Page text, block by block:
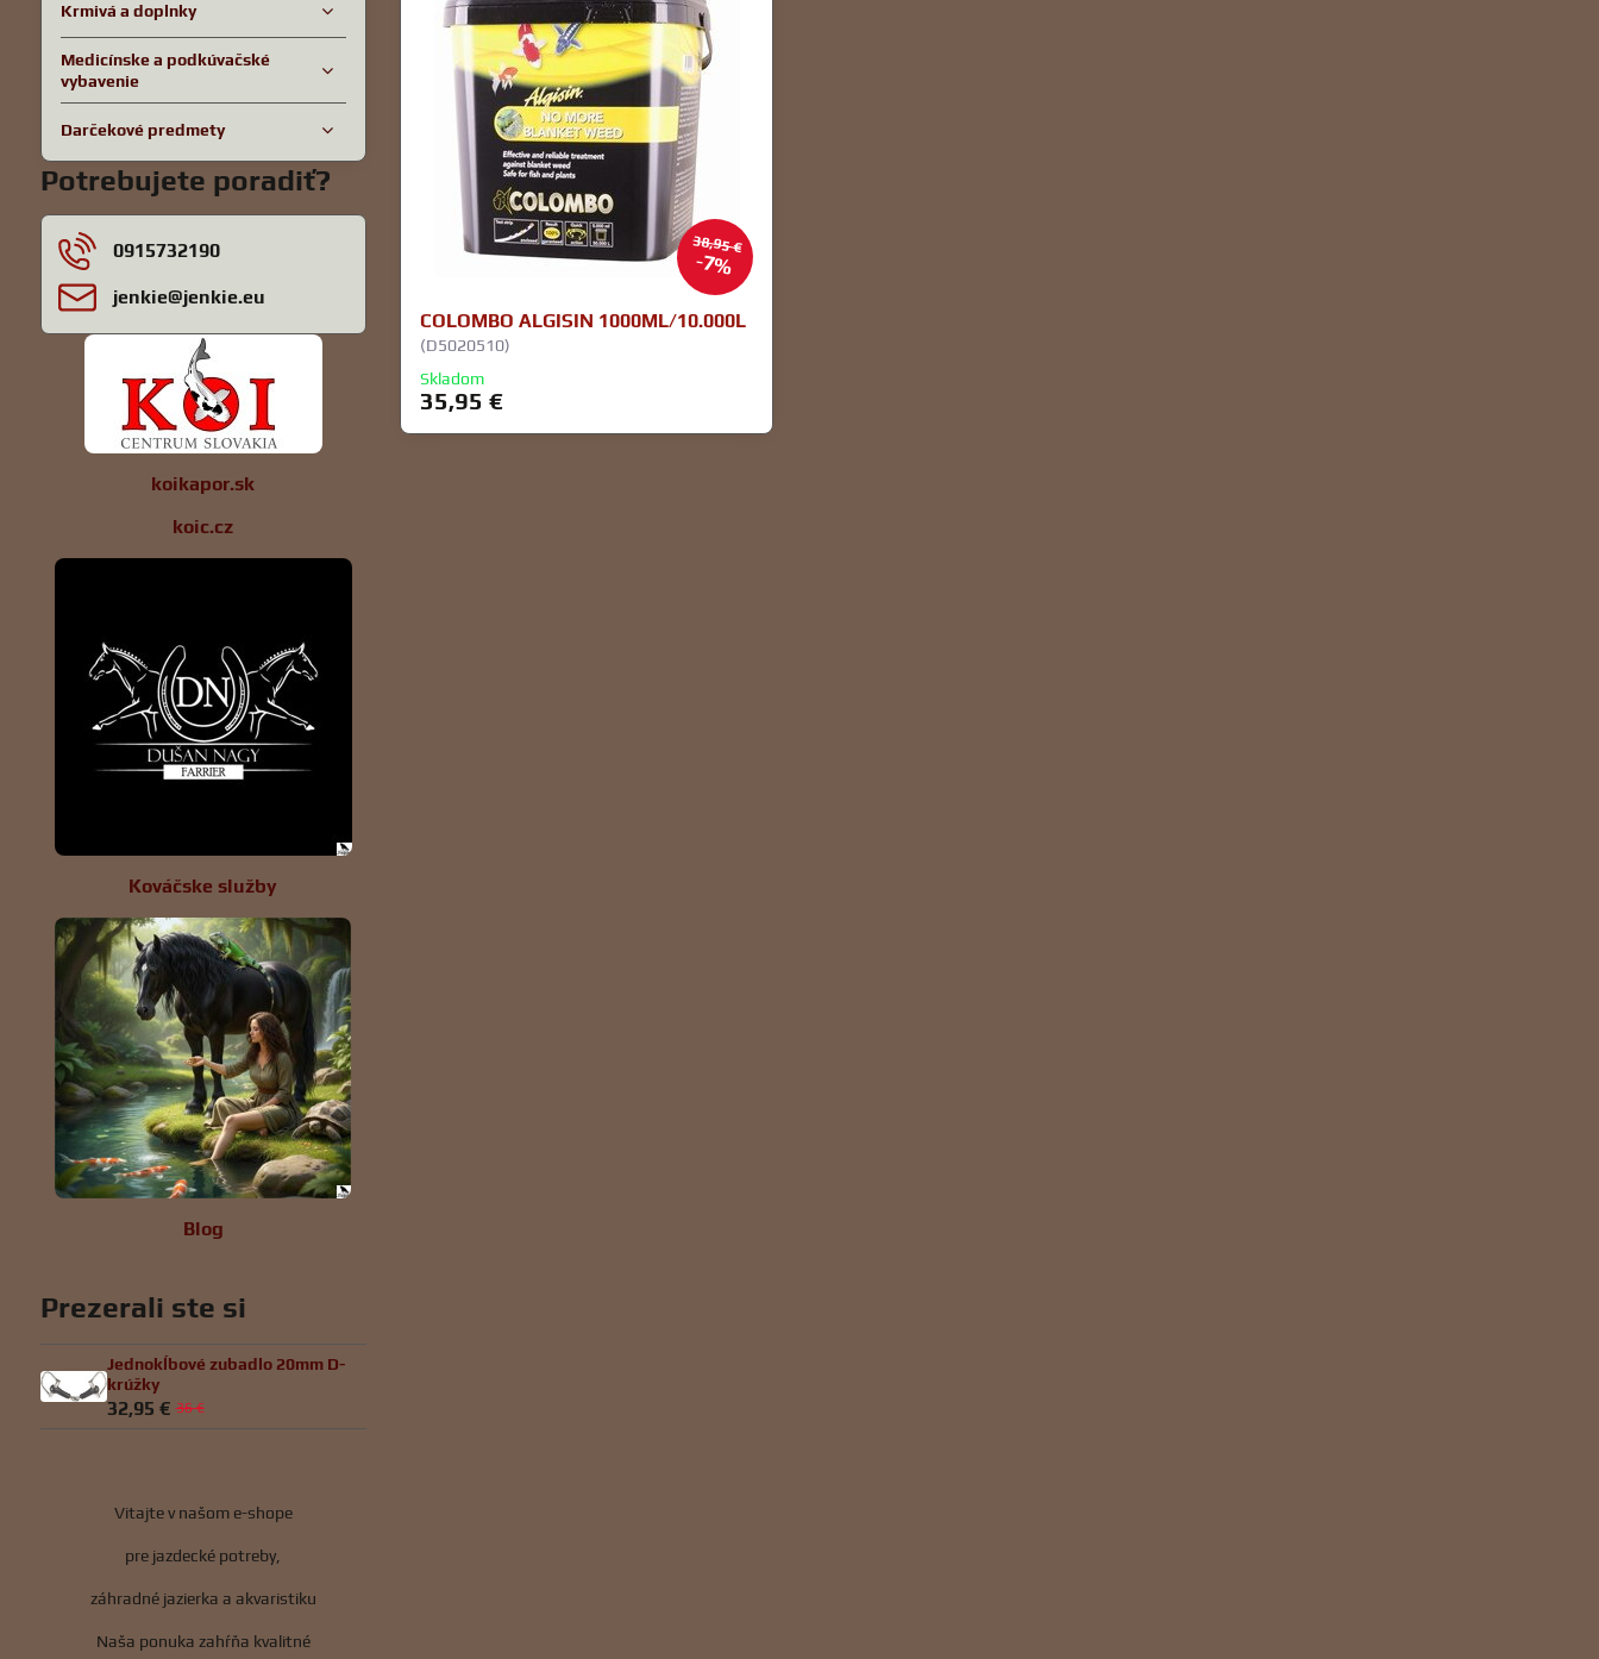
38,95 €
7%
COLOMBO ALGISIN 1000ML/10.000L
(D5020510)
Skladom
35,95 €
Krmivá a doplnky
Medicínske a podkúvačské
vybavenie
Darčekové predmety
Potrebujete poradiť?
0915732190
jenkie​@jenkie​.eu
koikapor.sk
koic.cz
Kováčske služby
Blog
Prezerali ste si
Jednokĺbové zubadlo 20mm D-
krúžky
32,95 € 36 €
Vitajte v našom e-shope
pre jazdecké potreby,
záhradné jazierka a akvaristiku
Naša ponuka zahŕňa kvalitné